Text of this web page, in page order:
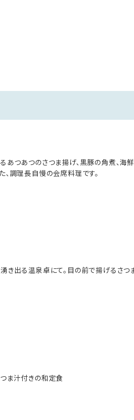
アレルギー対応について
にお申し出下さいませ。
、絶景風呂です。
あつあつのさつま揚げ、黒豚の角煮、海
、調理長自慢の会席料理です。
き出る温泉卓にて。目の前で揚げるさつ
ま汁付きの和定食